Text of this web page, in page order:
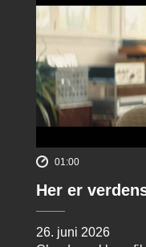
01:00
Her er
26. juni 2026